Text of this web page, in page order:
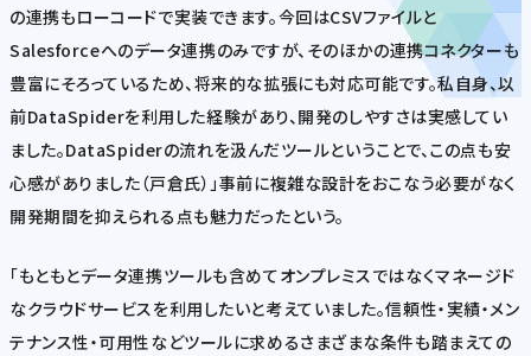
の連携もローコードで実装できます。今回はCSVファイルと
Salesforceへのデータ連携のみですが、そのほかの連携コネクターも
豊富にそろっているため、将来的な拡張にも対応可能です。私自身、以
前DataSpiderを利用した経験があり、開発のしやすさは実感してい
ました。DataSpiderの流れを汲んだツールということで、この点も安
心感がありました（戸倉氏）」事前に複雑な設計をおこなう必要がなく
開発期間を抑えられる点も魅力だったという。
「もともとデータ連携ツールも含めてオンプレミスではなくマネージド
なクラウドサービスを利用したいと考えていました。信頼性・実績・メン
テナンス性・可用性などツールに求めるさまざまな条件も踏まえての